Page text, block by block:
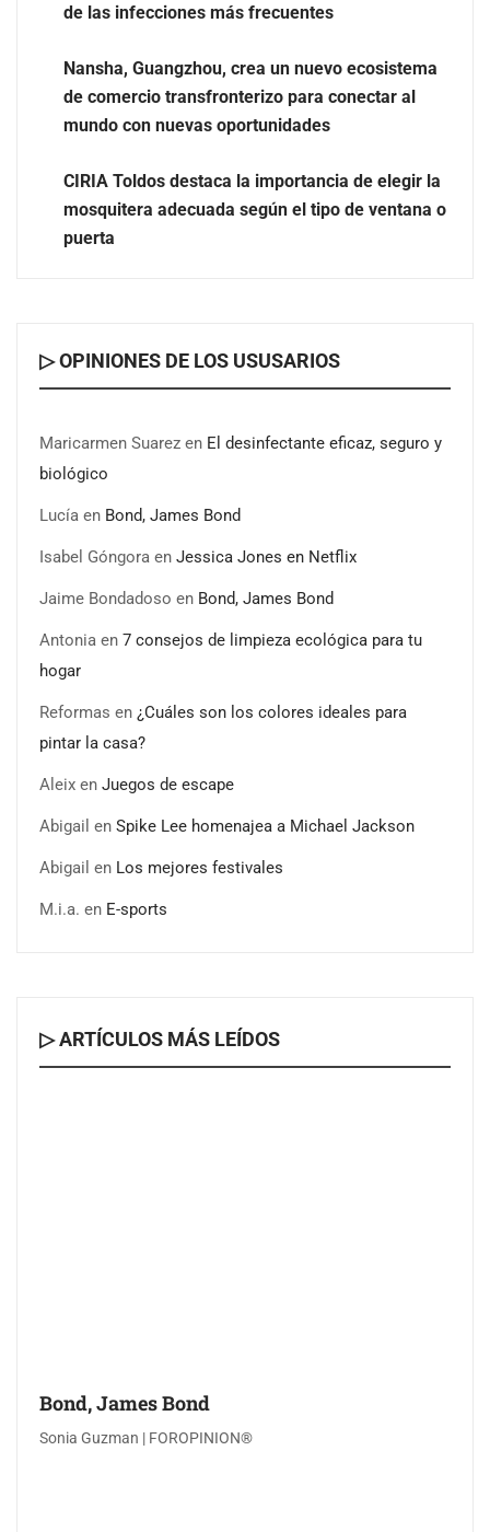
Talentos Martiko bate récord de participación y
inteligente junto a Tormo Franquicias
de las infecciones más frecuentes
Nansha, Guangzhou, crea un nuevo ecosistema
de comercio transfronterizo para conectar al
mundo con nuevas oportunidades
CIRIA Toldos destaca la importancia de elegir la
mosquitera adecuada según el tipo de ventana o
puerta
▷ OPINIONES DE LOS USUSARIOS
Maricarmen Suarez en El desinfectante eficaz, seguro y
biológico
Lucía en Bond, James Bond
Isabel Góngora en Jessica Jones en Netflix
Jaime Bondadoso en Bond, James Bond
Antonia en 7 consejos de limpieza ecológica para tu
hogar
Reformas en ¿Cuáles son los colores ideales para
pintar la casa?
Aleix en Juegos de escape
Abigail en Spike Lee homenajea a Michael Jackson
Abigail en Los mejores festivales
M.i.a. en E-sports
▷ ARTÍCULOS MÁS LEÍDOS
Bond, James Bond
Sonia Guzman | FOROPINION®